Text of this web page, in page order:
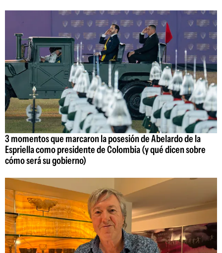
3 momentos que marcaron la posesión de Abelardo de la
Espriella como presidente de Colombia (y qué dicen sobre
cómo será su gobierno)